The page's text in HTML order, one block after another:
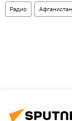
Радио Афганистан